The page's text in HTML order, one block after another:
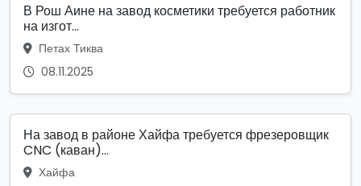
В Рош Аине на завод косметики требуется работник
на изгот...
Петах Тиква
08.11.2025
На завод в районе Хайфа требуется фрезеровщик
CNC (каван)...
Хайфа